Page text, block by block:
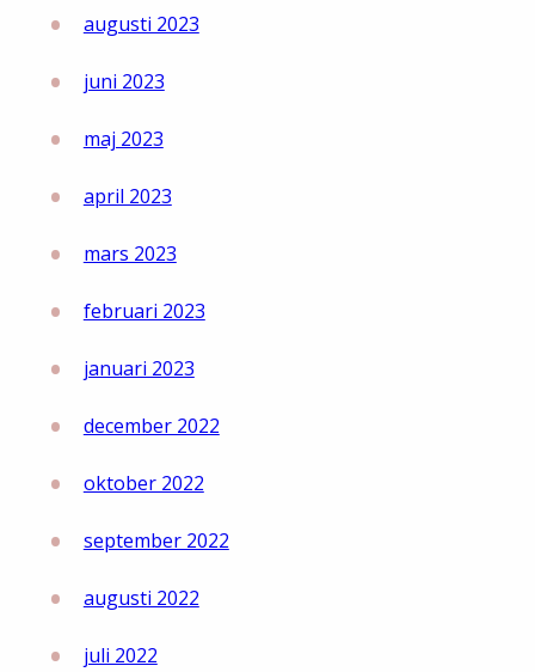
augusti 2023
juni 2023
maj 2023
april 2023
mars 2023
februari 2023
januari 2023
december 2022
oktober 2022
september 2022
augusti 2022
juli 2022